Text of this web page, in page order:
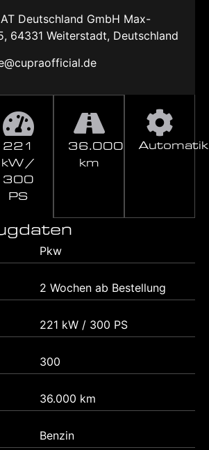
221
kW /
300
PS
36.000
km
Automatik
Pkw
2 Wochen ab Bestellung
221 kW / 300 PS
300
36.000 km
Benzin
Deutschland GmbH Max-
64331 Weiterstadt, Deutschland